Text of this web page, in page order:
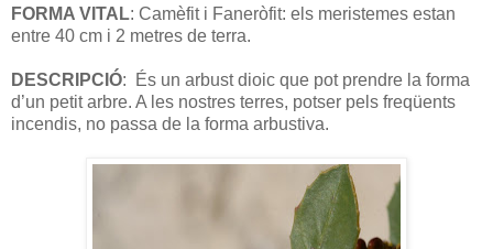
FORMA VITAL: Camèfit i Faneròfit: els meristemes estan
entre 40 cm i 2 metres de terra.
DESCRIPCIÓ:
És un arbust dioic que pot prendre la forma
d’un petit arbre. A les nostres terres, potser pels freqüents
incendis, no passa de la forma arbustiva.